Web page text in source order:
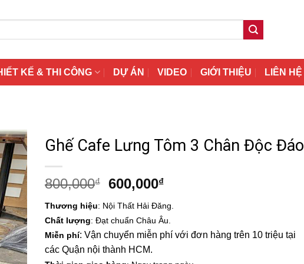
KẾ & THI CÔNG DỰ ÁN VIDEO GIỚI THIỆU LIÊN HỆ
Ghế Cafe Lưng Tôm 3 Chân Độc Đáo
800,000₫
Giá
là:
800,000₫.
600,000₫Giá
tại
là:
600,000₫.
Thương hiệu: Nội Thất Hải Đăng.
Chất lượng: Đạt chuẩn Châu Âu.
Miễn phí: Vận chuyển miễn phí với đơn hàng trên 10 triệu tại
các Quận nội thành HCM.